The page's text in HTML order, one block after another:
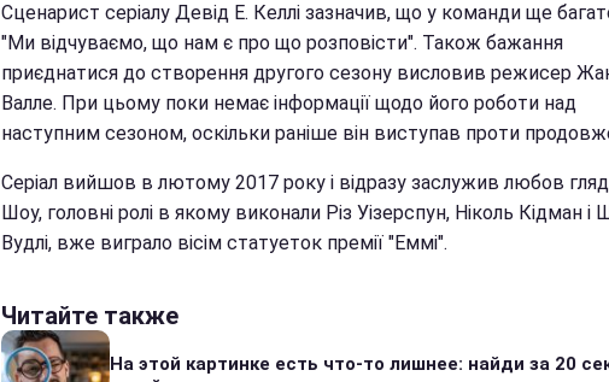
Сценарист серіалу Девід Е. Келлі зазначив, що у команди ще
"Ми відчуваємо, що нам є про що розповісти". Також бажання
приєднатися до створення другого сезону висловив режисер
Валле. При цьому поки немає інформації щодо його роботи над
наступним сезоном, оскільки раніше він виступав проти
Серіал вийшов в лютому 2017 року і відразу заслужив любов
Шоу, головні ролі в якому виконали Різ Уізерспун, Ніколь Кідман і
Вудлі, вже виграло вісім статуеток премії "Еммі".
Читайте также
На этой картинке есть что-то лишнее: найди за 20